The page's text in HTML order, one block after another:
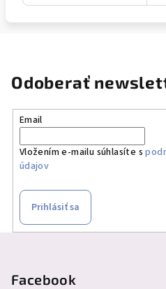
Odoberať
Email
Vložením e-mailu súhlasíte s
údajov
Prihlásiť sa
Facebook